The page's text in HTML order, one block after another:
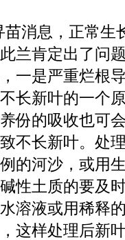
消息，正常生
兰肯定出了问
一是严重烂根
长新叶的一个
份的吸收也可
不长新叶。处
的河沙，或用
性土质的要及
溶液或用稀释
这样处理后新